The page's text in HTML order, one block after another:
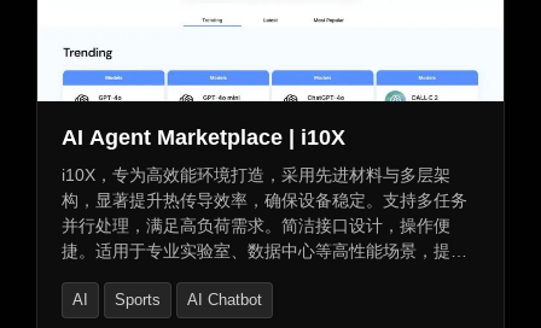
AI Agent Marketplace | i10X
i10X，专为高效能环境打造，采用先进材料与多层架
构，显著提升热传导效率，确保设备稳定。支持多任务
并行处理，满足高负荷需求。简洁接口设计，操作便
捷。适用于专业实验室、数据中心等高性能场景，提供
AI Sports AI Chatbot